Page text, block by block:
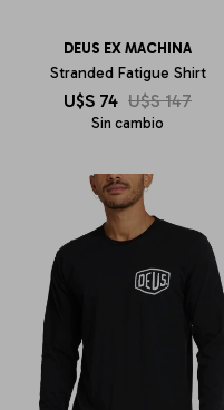
DEUS EX MACHINA
Stranded Fatigue Shirt
U$S 74 U$S 147
Sin cambio